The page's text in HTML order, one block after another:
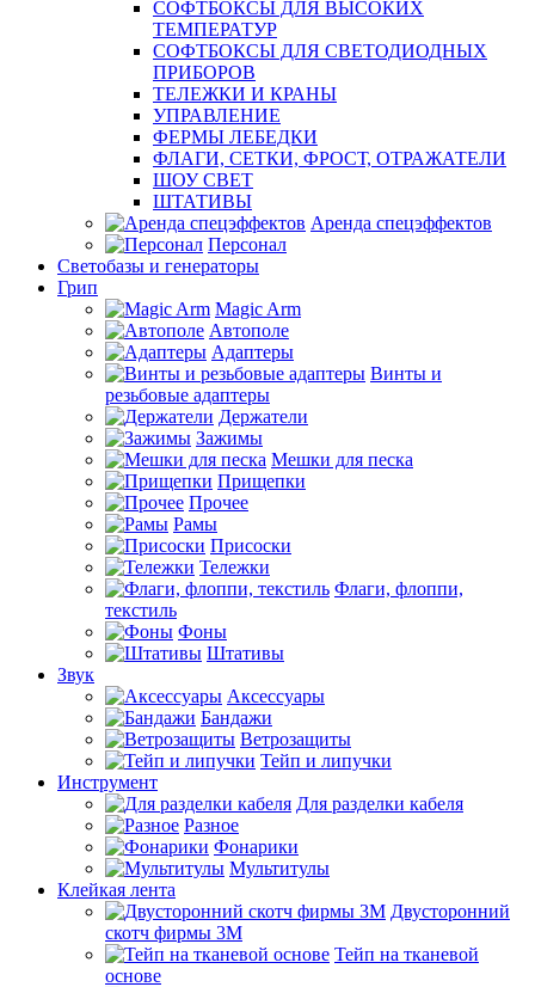
СОФТБОКСЫ ДЛЯ ВЫСОКИХ
ТЕМПЕРАТУР
СОФТБОКСЫ ДЛЯ СВЕТОДИОДНЫХ
ПРИБОРОВ
ТЕЛЕЖКИ И КРАНЫ
УПРАВЛЕНИЕ
ФЕРМЫ ЛЕБЕДКИ
ФЛАГИ, СЕТКИ, ФРОСТ, ОТРАЖАТЕЛИ
ШОУ СВЕТ
ШТАТИВЫ
Аренда спецэффектов
Персонал
Светобазы и генераторы
Грип
Magic Arm
Автополе
Адаптеры
Винты и
резьбовые адаптеры
Держатели
Зажимы
Мешки для песка
Прищепки
Прочее
Рамы
Присоски
Тележки
Флаги, флоппи,
текстиль
Фоны
Штативы
Звук
Аксессуары
Бандажи
Ветрозащиты
Тейп и липучки
Инструмент
Для разделки кабеля
Разное
Фонарики
Мультитулы
Клейкая лента
Двусторонний
скотч фирмы 3M
Тейп на тканевой
основе